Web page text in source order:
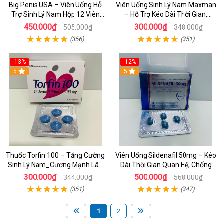
Big Penis USA – Viên Uống Hỗ
Trợ Sinh Lý Nam Hộp 12 Viên
Chính Hãng
450.000₫ 505.000₫
(356)
Viên Uống Sinh Lý Nam Maxman
– Hỗ Trợ Kéo Dài Thời Gian,
Cường Dương Tự Nhiên
300.000₫ 348.000₫
(351)
-13%
5
Thuốc Torfin 100 – Tăng Cường
Sinh Lý Nam_Cương Mạnh Lâu
Ra_ Nhập Khẩu Ấn Độ
300.000₫ 344.000₫
(351)
-12%
5
Viên Uống Sildenafil 50mg – Kéo
Dài Thời Gian Quan Hệ, Chống
Xuất Tinh Sớm Cho Nam Giới
500.000₫ 568.000₫
(347)
1 2